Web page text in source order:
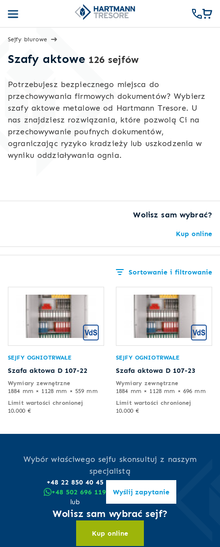
Sejfy biurowe
Szafy aktowe 126 sejfów
Potrzebujesz bezpiecznego miejsca do
przechowywania firmowych dokumentów? Wybierz
szafy aktowe metalowe od Hartmann Tresore. U
nas znajdziesz rozwiązania, które pozwolą Ci na
przechowywanie poufnych dokumentów,
ograniczając ryzyko kradzieży lub uszkodzenia w
wyniku oddziaływania ognia.
Wolisz sam wybrać?
Kup online
Sortowanie i filtrowanie
SEJFY OGNIOTRWAŁE
Szafa aktowa D 107-22
Wymiary zewnętrzne
1884 mm × 1128 mm × 559 mm
Limit wartości chronionej
10.000 €
SEJFY OGNIOTRWAŁE
Szafa aktowa D 107-23
Wymiary zewnętrzne
1884 mm × 1128 mm × 696 mm
Limit wartości chronionej
10.000 €
Wybór właściwego sejfu skonsultuj z naszym
specjalistą
+48 22 850 40 45
+48 502 696 119
lub
Wyślij zapytanie
Wolisz sam wybrać sejf?
Kup online